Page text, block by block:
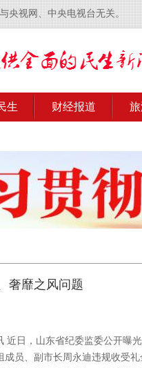
央视网、中央电视台无关。
生 财经报道
奢靡之风问题
日，山东省纪委监委公开曝光
员、副市长周永迪违规收受